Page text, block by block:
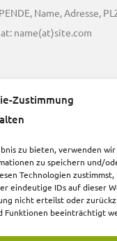
Zustimmung
zu bieten, verwenden
zu speichern und/
Technologien
eindeutige IDs auf dieser
nicht erteilst oder
Funktionen beeinträchtigt
Name, Adresse,
name(at)site.com